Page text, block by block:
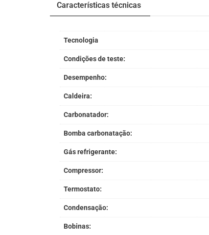
Características técnicas
Tecnologia
Condições de teste:
Desempenho:
Caldeira:
Carbonatador:
Bomba carbonatação:
Gás refrigerante:
Compressor:
Termostato:
Condensação:
Bobinas: